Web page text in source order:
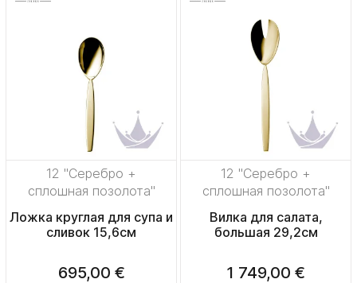
12 "Серебро +
сплошная позолота"
Ложка круглая для супа и
сливок 15,6см
695,00 €
12 "Серебро +
сплошная позолота"
Вилка для салата,
большая 29,2см
1 749,00 €